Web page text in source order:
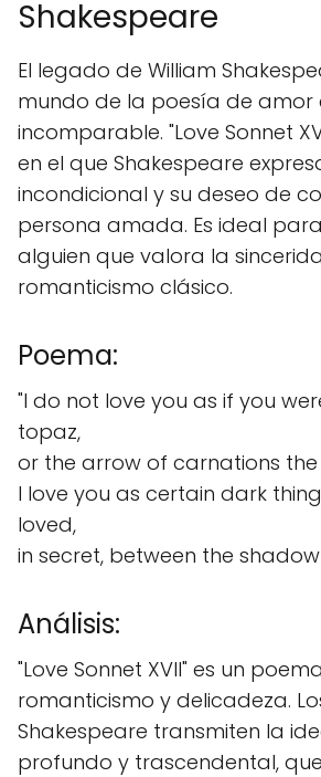
Shakespeare
El legado de William
mundo de la poesía de amor
incomparable. "Love Sonnet
en el que Shakespeare
incondicional y su deseo de
persona amada. Es ideal
alguien que valora la
romanticismo clásico.
Poema:
"I do not love you as if you
topaz,
or the arrow of carnations
I love you as certain dark
loved,
in secret, between the
Análisis:
"Love Sonnet XVII" es un
romanticismo y delicadeza.
Shakespeare transmiten la
profundo y trascendental,